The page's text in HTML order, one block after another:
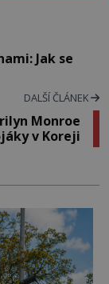
Jak se
DALŠÍ ČLÁNEK
Monroe
v Koreji